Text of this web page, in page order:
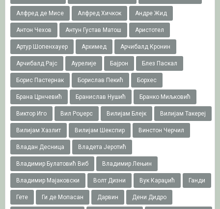
Алфред де Мисе Алфред Хичкок Андре Жид
Антон Чехов Антун Густав Матош Аристотел
Артур Шопенхауер Архимед Арчибалд Кронин
Арчибалд Рајс Аурелије Бајрон Блез Паскал
Борис Пастернак Борислав Пекић Борхес
Брана Црнчевић Бранислав Нушић Бранко Миљковић
Виктор Иго Вил Роџерс Вилијам Блејк Вилијам Такереj
Вилијам Хазлит Вилијам Шекспир Винстон Черчил
Владан Десница Владета Јеротић
Владимир Булатовић Виб Владимир Лењин
Владимир Мајаковски Волт Дизни Вук Караџић Ганди
Гете Ги де Мопасан Дарвин Дени Дидро